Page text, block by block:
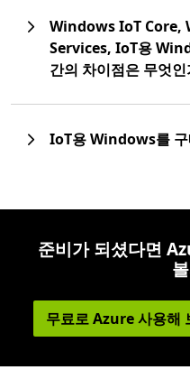
Windows IoT Core,
Services, IoT용
간의 차이점은 무엇
IoT용 Windows를 구
준비가 되셨다면
무료로 Azure 사용해